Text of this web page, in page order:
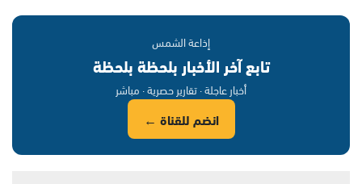
إذاعة الشمس
تابع آخر الأخبار بلحظة بلحظة
أخبار عاجلة · تقارير حصرية · مباشر
انضم للقناة ←